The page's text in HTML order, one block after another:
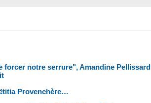
forcer notre serrure", Amandine Pellissard
Provenchère…